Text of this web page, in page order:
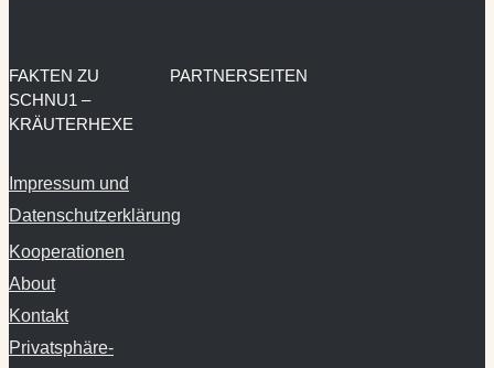
FAKTEN ZU
SCHNU1 –
KRÄUTERHEXE
Impressum und
Datenschutzerklärung
Kooperationen
About
Kontakt
Privatsphäre-
PARTNERSEITEN